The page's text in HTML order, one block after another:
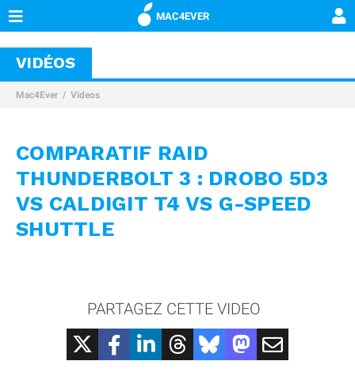
MAC4EVER
VIDÉOS
Mac4Ever Videos
COMPARATIF RAID
THUNDERBOLT 3 : DROBO 5D3
VS CALDIGIT T4 VS G-SPEED
SHUTTLE
PARTAGEZ CETTE VIDEO